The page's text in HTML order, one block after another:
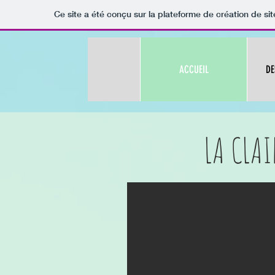
Ce site a été conçu sur la plateforme de création de
ACCUEIL
LA